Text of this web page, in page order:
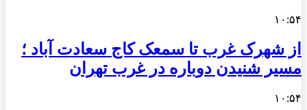
۱۰:۵۴
از شهرک غرب تا سمعک کاج سعادت آباد ؛
مسیر شنیدن دوباره در غرب تهران
۱۰:۵۴